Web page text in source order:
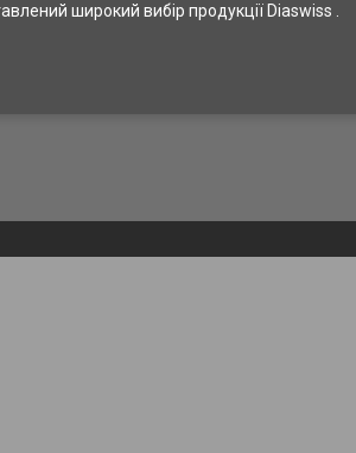
широкий вибір продукції Diaswiss .